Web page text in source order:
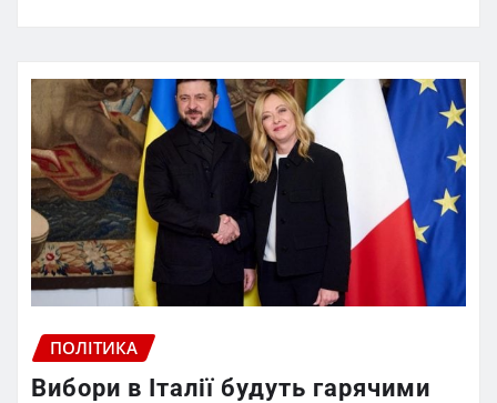
ПОЛІТИКА
Вибори в Італії будуть гарячими